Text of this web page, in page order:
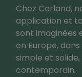
Chez Cerland,
application et
sont imaginées
en Europe,
simple et
contemporain.